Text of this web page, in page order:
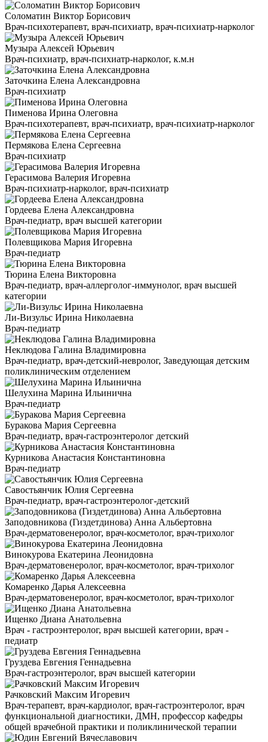
Соломатин Виктор Борисович
Врач-психотерапевт, врач-психиатр, врач-психиатр-нарколог
Музыра Алексей Юрьевич
Врач-психиатр, врач-психиатр-нарколог, к.м.н
Заточкина Елена Александровна
Врач-психиатр
Пименова Ирина Олеговна
Врач-психотерапевт, врач-психиатр, врач-психиатр-нарколог
Пермякова Елена Сергеевна
Врач-психиатр
Герасимова Валерия Игоревна
Врач-психиатр-нарколог, врач-психиатр
Гордеева Елена Александровна
Врач-педиатр, врач высшей категории
Полевщикова Мария Игоревна
Врач-педиатр
Тюрина Елена Викторовна
Врач-педиатр, врач-аллерголог-иммунолог, врач высшей
категории
Ли-Визульс Ирина Николаевна
Врач-педиатр
Неклюдова Галина Владимировна
Врач-педиатр, врач-детский-невролог, Заведующая детским
поликлиническим отделением
Шелухина Марина Ильинична
Врач-педиатр
Буракова Мария Сергеевна
Врач-педиатр, врач-гастроэнтеролог детский
Курникова Анастасия Константиновна
Врач-педиатр
Савостьянчик Юлия Сергеевна
Врач-педиатр, врач-гастроэнтеролог-детский
Заподовникова (Гиздетдинова) Анна Альбертовна
Врач-дерматовенеролог, врач-косметолог, врач-трихолог
Винокурова Екатерина Леонидовна
Врач-дерматовенеролог, врач-косметолог, врач-трихолог
Комаренко Дарья Алексеевна
Врач-дерматовенеролог, врач-косметолог, врач-трихолог
Ищенко Диана Анатольевна
Врач - гастроэнтеролог, врач высшей категории, врач -
педиатр
Груздева Евгения Геннадьевна
Врач-гастроэнтеролог, врач высшей категории
Рачковский Максим Игоревич
Врач-терапевт, врач-кардиолог, врач-гастроэнтеролог, врач
функциональной диагностики, ДМН, профессор кафедры
общей врачебной практики и поликлинической терапии